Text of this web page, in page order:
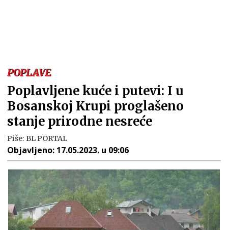
POPLAVE
Poplavljene kuće i putevi: I u
Bosanskoj Krupi proglašeno
stanje prirodne nesreće
Piše: BL PORTAL
Objavljeno: 17.05.2023. u 09:06